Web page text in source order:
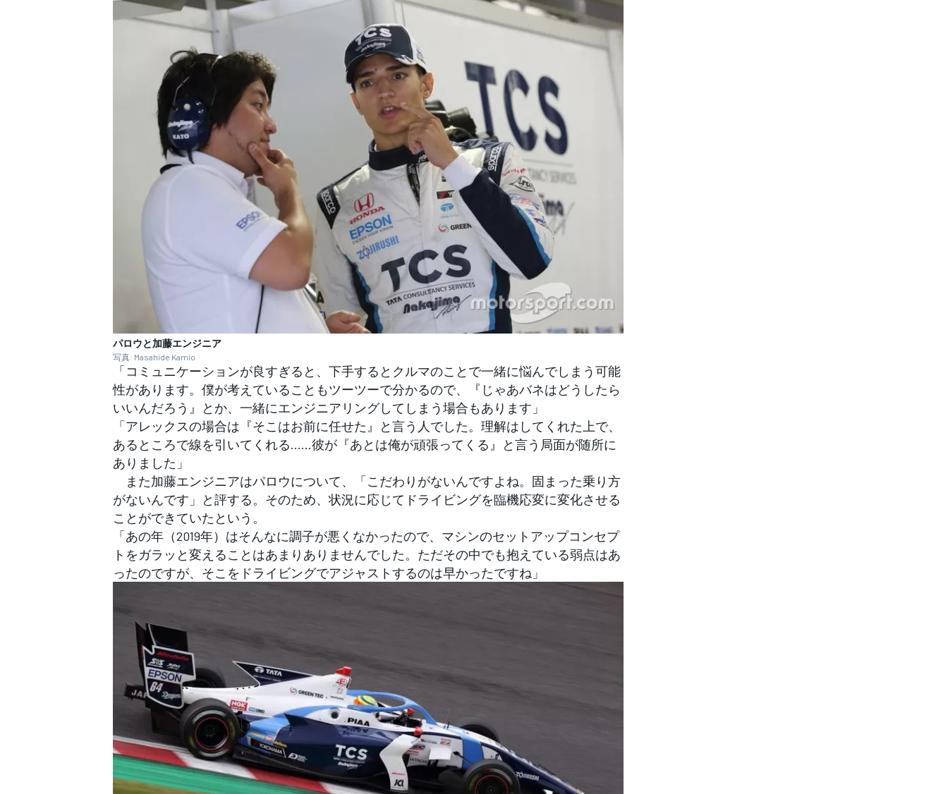
すべてのカテゴリー
パロウと加藤エンジニア
写真: Masahide Kamio
「コミュニケーションが良すぎると、下手するとクルマのことで一緒に悩んでしまう可能
性があります。僕が考えていることもツーツーで分かるので、『じゃあバネはどうしたら
いいんだろう』とか、一緒にエンジニアリングしてしまう場合もあります」
「アレックスの場合は『そこはお前に任せた』と言う人でした。理解はしてくれた上で、
あるところで線を引いてくれる……彼が『あとは俺が頑張ってくる』と言う局面が随所に
ありました」
また加藤エンジニアはパロウについて、「こだわりがないんですよね。固まった乗り方
がないんです」と評する。そのため、状況に応じてドライビングを臨機応変に変化させる
ことができていたという。
「あの年（2019年）はそんなに調子が悪くなかったので、マシンのセットアップコンセプ
トをガラッと変えることはあまりありませんでした。ただその中でも抱えている弱点はあ
ったのですが、そこをドライビングでアジャストするのは早かったですね」